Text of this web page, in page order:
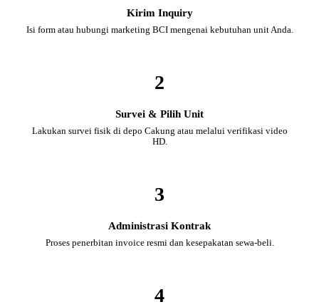
Kirim Inquiry
Isi form atau hubungi marketing BCI mengenai kebutuhan unit Anda.
2
Survei & Pilih Unit
Lakukan survei fisik di depo Cakung atau melalui verifikasi video
HD.
3
Administrasi Kontrak
Proses penerbitan invoice resmi dan kesepakatan sewa-beli.
4